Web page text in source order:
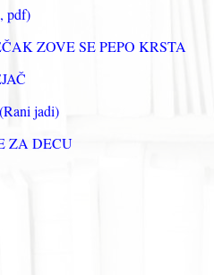
pdf)
ZOVE SE PEPO KRSTA
jadi)
ZA DECU